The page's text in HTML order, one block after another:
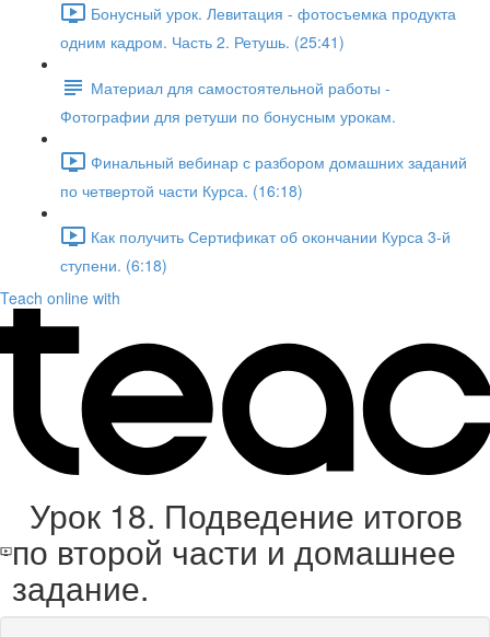
Бонусный урок. Левитация - фотосъемка продукта
одним кадром. Часть 2. Ретушь. (25:41)
Материал для самостоятельной работы -
Фотографии для ретуши по бонусным урокам.
Финальный вебинар с разбором домашних заданий
по четвертой части Курса. (16:18)
Как получить Сертификат об окончании Курса 3-й
ступени. (6:18)
Teach online with
Урок 18. Подведение итогов
по второй части и домашнее
задание.